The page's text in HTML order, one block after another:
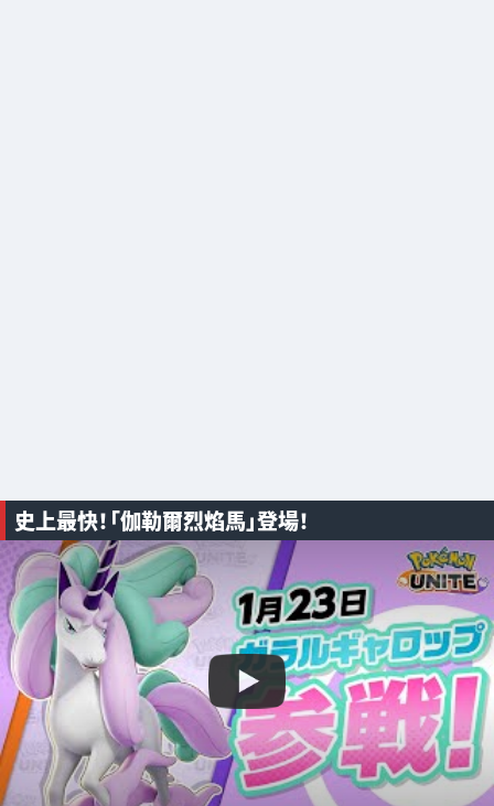
史上最快！「伽勒爾烈焰馬」登場！